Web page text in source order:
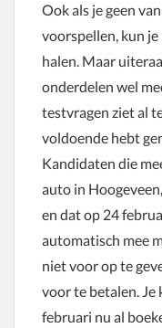
Ook als je geen
voorspellen, kun
halen. Maar
onderdelen wel
testvragen ziet al
voldoende hebt
Kandidaten die
auto in
en dat op 24
automatisch mee
niet voor op te
voor te betalen. Je
februari nu al